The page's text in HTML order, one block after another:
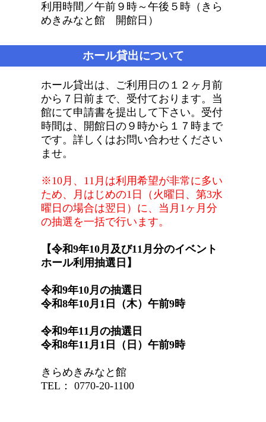
利用時間／午前９時～午後５時（きら
めきみなと館 開館日）
ホール貸出について
ホール貸出は、ご利用日の１２ヶ月前
から７日前まで、受付ております。当
館にて申請書を提出して下さい。受付
時間は、開館日の９時から１７時まで
です。詳しくはお問い合わせください
ませ。
※10月、11月は利用希望が非常に多い
ため、月はじめの1日（火曜日、第3水
曜日の場合は翌日）に、当月1ヶ月分
の抽選を一括で行います。
【令和9年10月及び11月分のイベント
ホール利用抽選日】
令和9年10月の抽選日
令和8年10月1日（木）午前9時
令和9年11月の抽選日
令和8年11月1日（日）午前9時
きらめきみなと館
TEL： 0770-20-1100